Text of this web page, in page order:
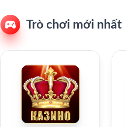
Trò chơi mới nhất